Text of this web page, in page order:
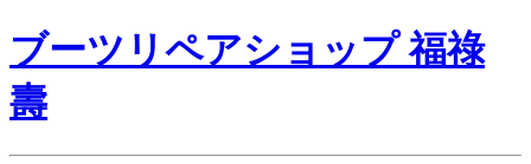
ブーツリペアショップ 福祿
壽